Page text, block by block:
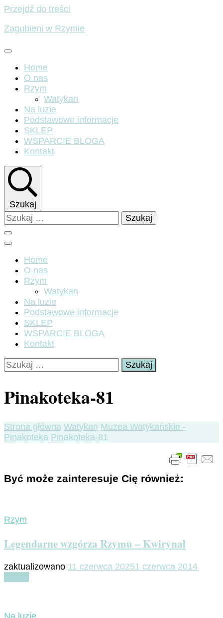
Przejdź do treści
Zagubieni w Rzymie
Home
O nas
Rzym
Watykan
Na luzie
Podstawowe informacje
SKLEP
WSPARCIE BLOGA
Kontakt
Szukaj
Szukaj:
Home
O nas
Rzym
Watykan
Na luzie
Podstawowe informacje
SKLEP
WSPARCIE BLOGA
Kontakt
Szukaj:
Pinakoteka-81
Strona główna Watykan Muzea Watykańskie -
Pinakoteka Pinakoteka-81
Być może zainteresuje Cię również:
Rzym
Legendarne wzgórza Rzymu – Kwirynał
zaktualizowano 11 czerwca 20251 czerwca 2014